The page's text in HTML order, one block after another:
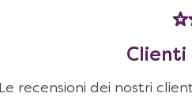
Clienti
Le recensioni dei nostri